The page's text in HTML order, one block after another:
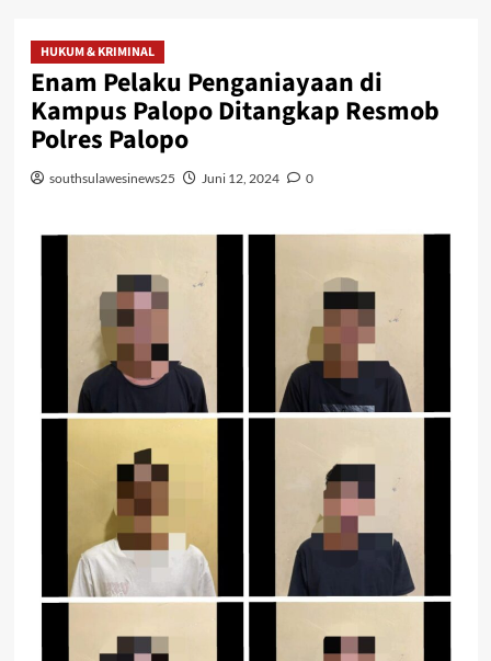
HUKUM & KRIMINAL
Enam Pelaku Penganiayaan di
Kampus Palopo Ditangkap Resmob
Polres Palopo
southsulawesinews25 Juni 12, 2024 0